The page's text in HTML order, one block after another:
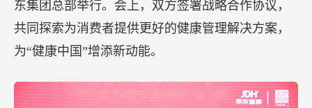
乐宝乳业集团凭借创新驱动高质量发展、充分承担
企业公民责任获“年度最具影响力品牌”“年度最具社
会责任公益品牌”两项大奖。君乐宝乳业集团副总
对话环节。